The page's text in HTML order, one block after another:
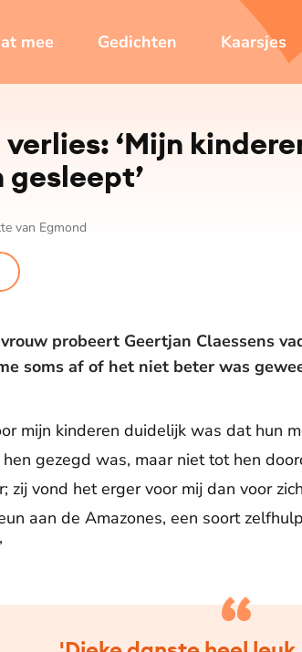
mee Gedichten Kaarsjes
‘Mijn
van Egmond
probeert Geertjan Claessens
soms af of het niet beter was
mijn kinderen duidelijk was dat hun
gezegd was, maar niet tot hen
zij vond het erger voor mij dan voor
aan de Amazones, een soort